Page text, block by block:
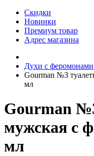
Скидки
Новинки
Премиум товар
Адрес магазина
Духи с феромонами
Gourman №3
мл
Gourman
мужская с
мл